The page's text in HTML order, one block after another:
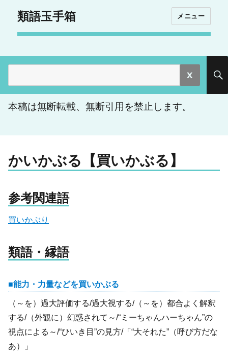
類語玉手箱 メニュー
索:
本稿は無断転載、無断引用を禁止します。
かいかぶる【買いかぶる】
参考関連語
買いかぶり
類語・縁語
能力・力量などを買いかぶる
（～を）過大評価する/過大視する/（～を）都合よく解釈
する/（外観に）幻惑されて～/“ミーちゃんハーちゃん”の
視点による～/“ひいき目”の見方/「“大それた”（呼び方だな
あ）」